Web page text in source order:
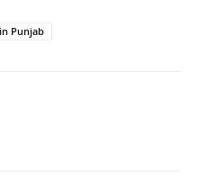
Punjab